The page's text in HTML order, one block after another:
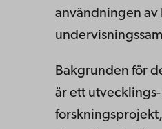
användningen av
Bakgrunden för
är ett
forskningsprojekt,